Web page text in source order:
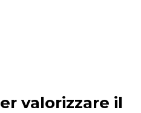
valorizzare il